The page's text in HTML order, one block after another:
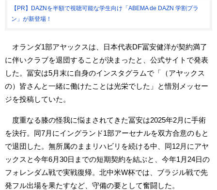
【PR】DAZNを半額で視聴可能な学生向け「ABEMA de DAZN 学割プラ
ン」が新登場！
オランダ1部アヤックスは、日本代表DF冨安健洋が契約満了
に伴いクラブを退団することが決まったと、公式サイトで発表
した。冨安は5月末に自身のインスタグラムで「（アヤックス
の）皆さんと一緒に働けたことは光栄でした」と惜別メッセー
ジを投稿していた。
度重なる膝の怪我に悩まされてきた冨安は2025年2月に手術
を決行。同7月にイングランド1部アーセナルを双方合意のもと
で退団した。無所属のままリハビリを続ける中、同12月にアヤ
ックスと今年6月30日までの短期契約を結ぶと、今年1月24日の
フォレンダム戦で実戦復帰。北中米W杯では、ブラジル戦で先
発フル出場を果たすなど、守備の要として奮闘した。